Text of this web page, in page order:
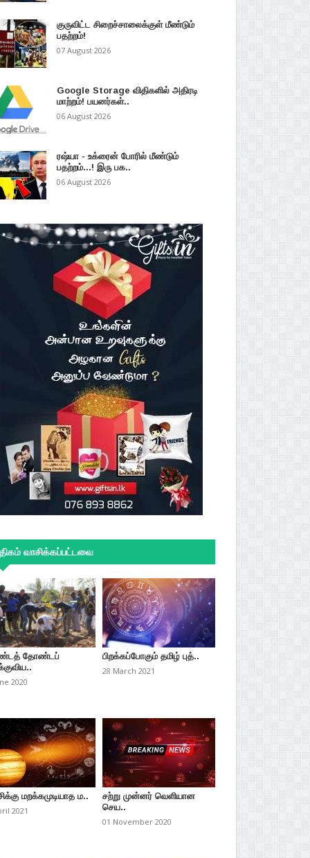
குருவிட்ட சிறைச்சாலைக்குள் மீண்டும்
பதற்றம்!
07 August 2026
Google Storage விதிகளில் அதிரடி
மாற்றம்! பயனர்கள்..
06 August 2026
ரஷ்யா - உக்ரைன் போரில் மீண்டும்
பதற்றம்...! இரு பக..
06 August 2026
வாசிக்கப்பட்டவை
தோண்டப்
2020
பிறக்கப்போகும் தமிழ் புத்..
28 March 2021
மறக்கமுடியாத ம..
2021
சற்று முன்னர் வெளியான
செய..
01 November 2020